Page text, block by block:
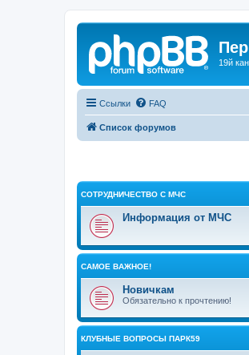
19й
Ссылки FAQ
Список форумов
СОТРУДНИЧЕСТВО С МЧС
Информация от МЧС
САМОЕ ВАЖНОЕ!
Новичкам
Обязательно к прочтению!
КЛУБНЫЕ ВОПРОСЫ ПАРК59